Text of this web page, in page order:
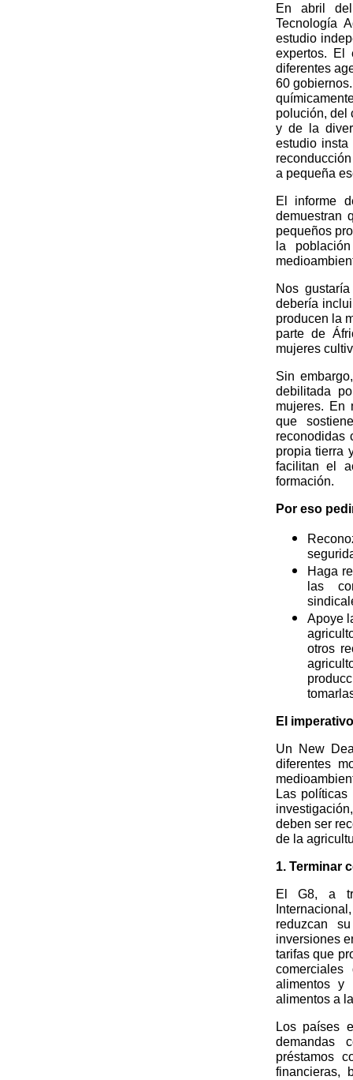
En abril
Tecnología
estudio
expertos. El
diferentes
60
polución, del
y de la
estudio
a pequeña
El informe
demuestran
pequeños
la
Nos
debería
producen la
parte de
mujeres
Sin
debilitada
mujeres. En
que
reconodidas
propia tierra
facilitan el
formación.
Por eso
Haga
las
Apoye
otros
El
Un New
diferentes
Las
deben ser
de la
1. Terminar
El G8, a
reduzcan
inversiones
tarifas que
alimentos
alimentos a
Los países
demandas
préstamos
financieras,